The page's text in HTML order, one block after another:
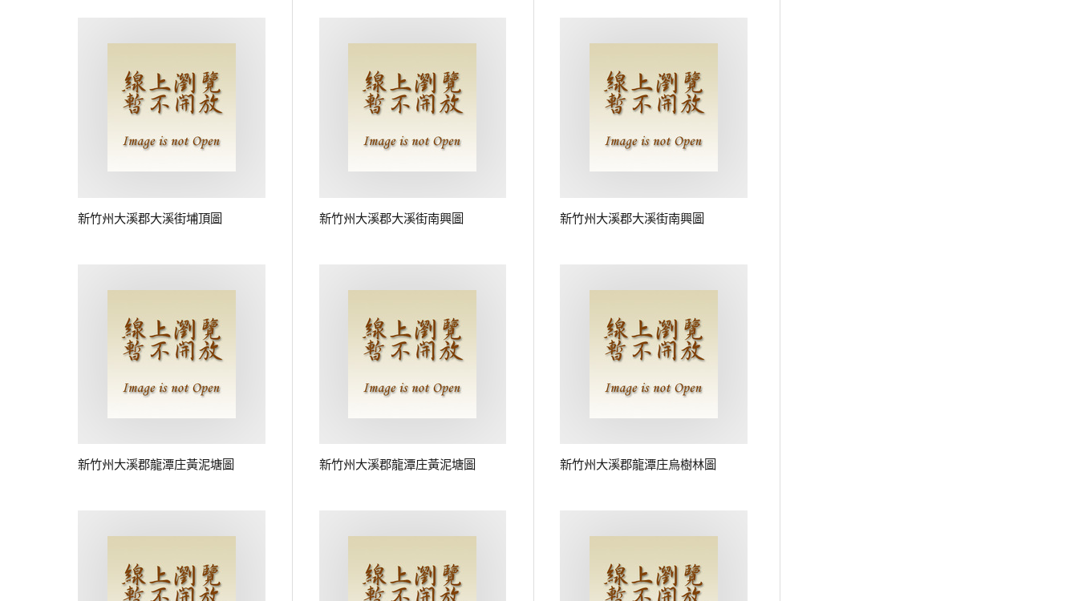
新竹州大溪郡大溪街埔頂圖 新竹州大溪郡大溪街南興圖 新竹州大溪郡大溪街南興圖
新竹州大溪郡龍潭庄黃泥塘圖 新竹州大溪郡龍潭庄黃泥塘圖 新竹州大溪郡龍潭庄烏樹林圖